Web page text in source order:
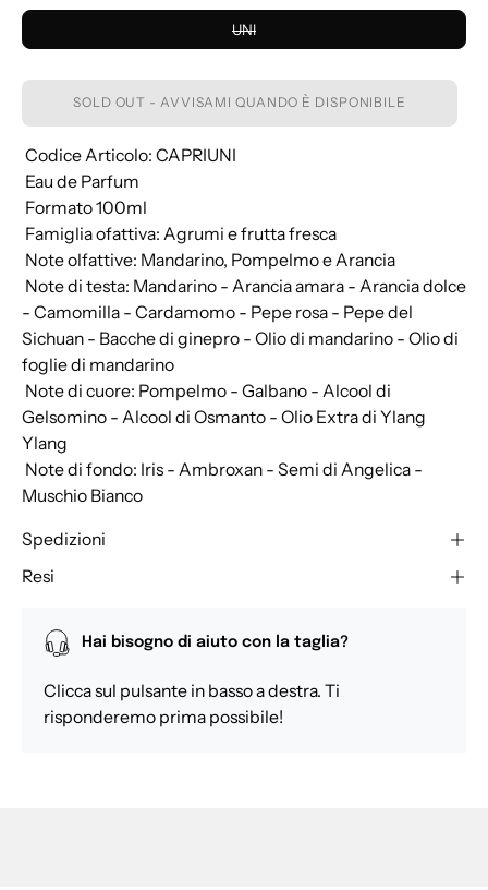
UNI
SOLD OUT - AVVISAMI QUANDO È DISPONIBILE
 Codice Articolo: CAPRIUNI
 Eau de Parfum
 Formato 100ml
 Famiglia ofattiva: Agrumi e frutta fresca
 Note olfattive: Mandarino, Pompelmo e Arancia
 Note di testa: Mandarino - Arancia amara - Arancia dolce
- Camomilla - Cardamomo - Pepe rosa - Pepe del
Sichuan - Bacche di ginepro - Olio di mandarino - Olio di
foglie di mandarino
 Note di cuore: Pompelmo - Galbano - Alcool di
Gelsomino - Alcool di Osmanto - Olio Extra di Ylang
Ylang
 Note di fondo: Iris - Ambroxan - Semi di Angelica -
Muschio Bianco
Spedizioni
Resi
Hai bisogno di aiuto con la taglia?
Clicca sul pulsante in basso a destra. Ti
risponderemo prima possibile!